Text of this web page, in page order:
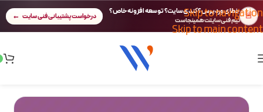
Skip to navigation
Skip to main content
🚨 خطای وردپرس؟ کندی سایت؟ توسعه افزونه خاص؟
تیم فنی سایتت همینجاست درخواست پشتیبانی فنی سایت